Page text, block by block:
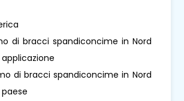
di bracci spandiconcime in Nord
di bracci spandiconcime in Nord